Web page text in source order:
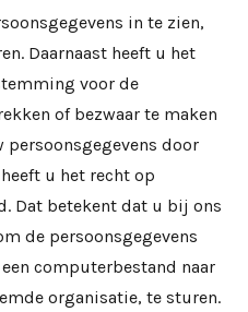
in te zien,
Daarnaast heeft u het
voor de
of bezwaar te maken
persoonsgegevens door
u het recht op
Dat betekent dat u bij ons
de persoonsgegevens
computerbestand naar
organisatie, te sturen.